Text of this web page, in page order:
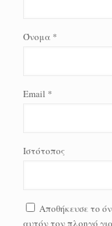
Όνομα *
Email *
Ιστότοπος
Αποθήκευσε το
αυτόν τον πλοηγό